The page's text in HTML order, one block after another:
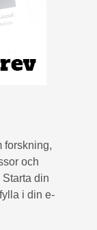
forskning,
och
Starta din
i din e-